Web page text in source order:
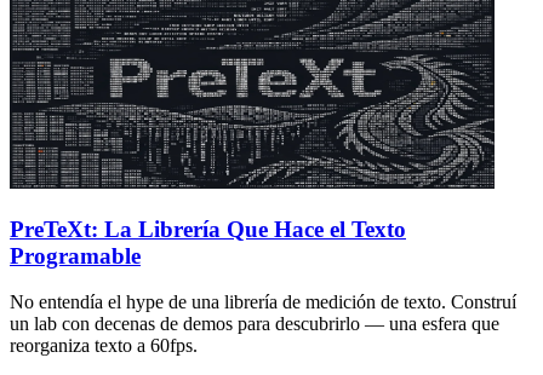
PreTeXt: La Librería Que Hace el Texto
Programable
No entendía el hype de una librería de medición de texto. Construí
un lab con decenas de demos para descubrirlo — una esfera que
reorganiza texto a 60fps.